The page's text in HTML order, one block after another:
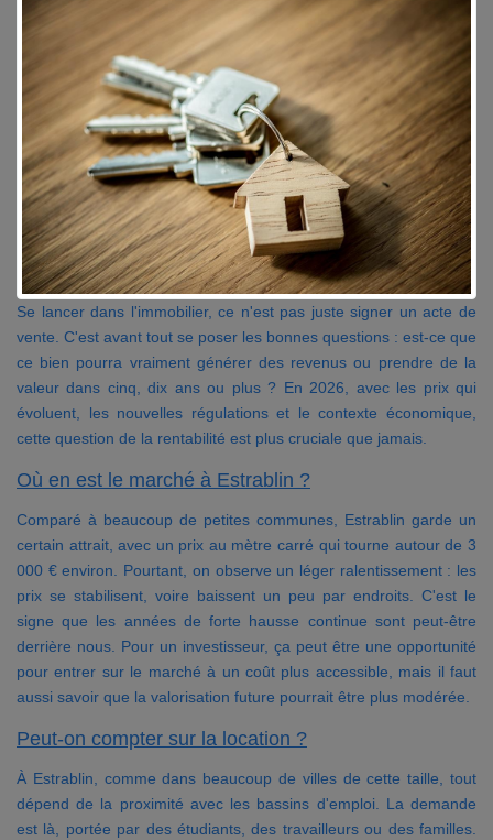
Contact
Accès clients
Se lancer dans l'immobilier, ce n'est pas juste signer un acte de
vente. C'est avant tout se poser les bonnes questions : est-ce que
ce bien pourra vraiment générer des revenus ou prendre de la
valeur dans cinq, dix ans ou plus ? En 2026, avec les prix qui
évoluent, les nouvelles régulations et le contexte économique,
cette question de la rentabilité est plus cruciale que jamais.
Où en est le marché à Estrablin ?
Comparé à beaucoup de petites communes, Estrablin garde un
certain attrait, avec un prix au mètre carré qui tourne autour de 3
000 € environ. Pourtant, on observe un léger ralentissement : les
prix se stabilisent, voire baissent un peu par endroits. C'est le
signe que les années de forte hausse continue sont peut-être
derrière nous. Pour un investisseur, ça peut être une opportunité
pour entrer sur le marché à un coût plus accessible, mais il faut
aussi savoir que la valorisation future pourrait être plus modérée.
Peut-on compter sur la location ?
À Estrablin, comme dans beaucoup de villes de cette taille, tout
dépend de la proximité avec les bassins d'emploi. La demande
est là, portée par des étudiants, des travailleurs ou des familles.